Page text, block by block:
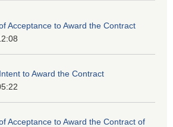
Acceptance to Award the Contract
to Award the Contract
Acceptance to Award the Contract of